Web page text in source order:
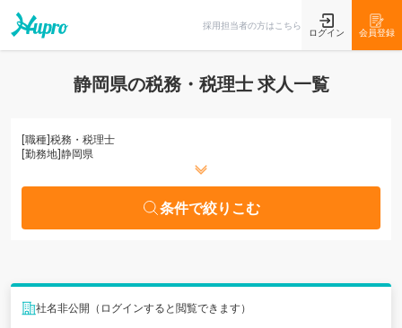
採用担当者の方はこちら
ログイン 会員登録
静岡県の税務・税理士 求人一覧
[職種]税務・税理士
[勤務地]静岡県
条件で絞りこむ
社名非公開（ログインすると閲覧できます）